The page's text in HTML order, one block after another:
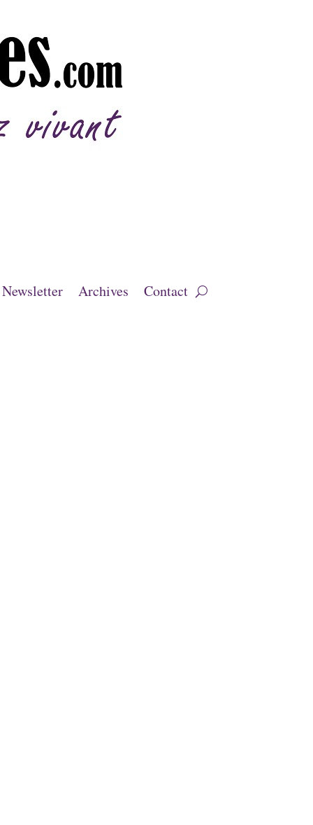
Newsletter Archives Contact